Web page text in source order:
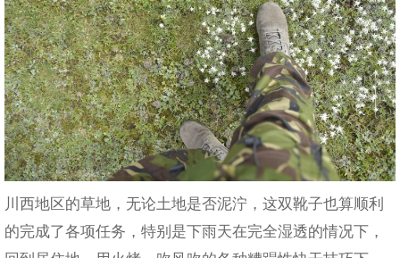
川西地区的草地，无论土地是否泥泞，这双靴子也算顺利
的完成了各项任务，特别是下雨天在完全湿透的情况下，